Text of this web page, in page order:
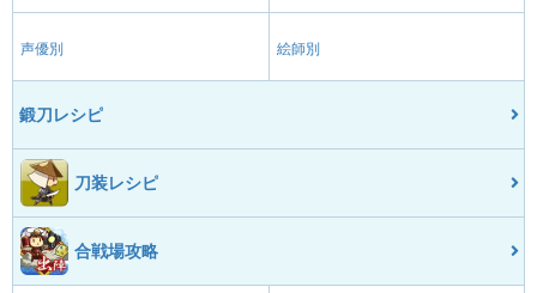
声優別 絵師別
鍛刀レシピ
刀装レシピ
合戦場攻略